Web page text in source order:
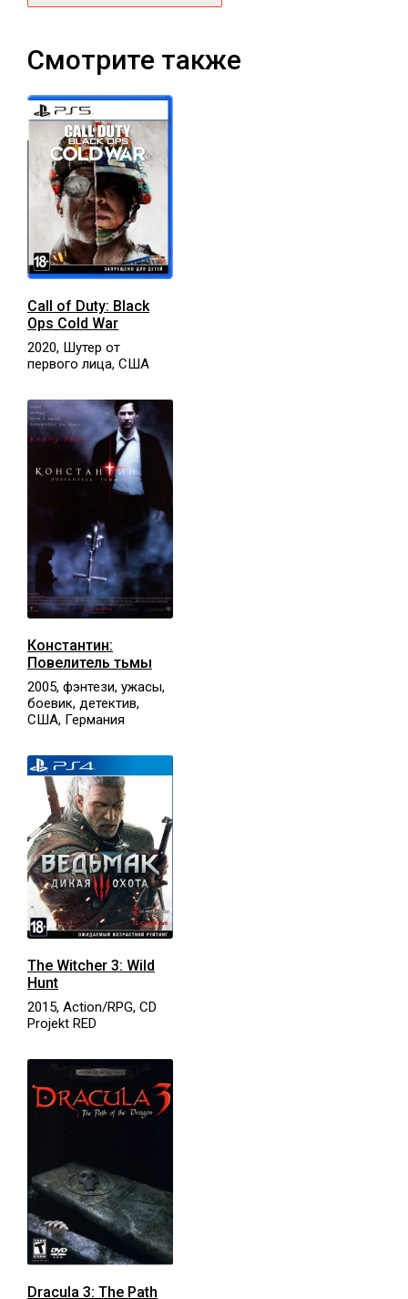
Смотрите также
Call of Duty: Black
Ops Cold War
2020, Шутер от
первого лица, США
Константин:
Повелитель тьмы
2005, фэнтези, ужасы,
боевик, детектив,
США, Германия
The Witcher 3: Wild
Hunt
2015, Action/RPG, CD
Projekt RED
Dracula 3: The Path